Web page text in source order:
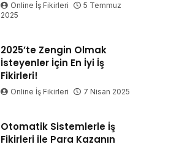
Online İş Fikirleri
5 Temmuz
2025
2025’te Zengin Olmak
İsteyenler İçin En İyi İş
Fikirleri!
Online İş Fikirleri 7 Nisan 2025
Otomatik Sistemlerle İş
Fikirleri ile Para Kazanın